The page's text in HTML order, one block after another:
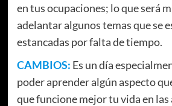
en tus ocupaciones; lo que será
adelantar algunos temas que se
estancadas por falta de tiempo.
CAMBIOS: Es un día
poder aprender algún aspecto
que funcione mejor tu vida en las